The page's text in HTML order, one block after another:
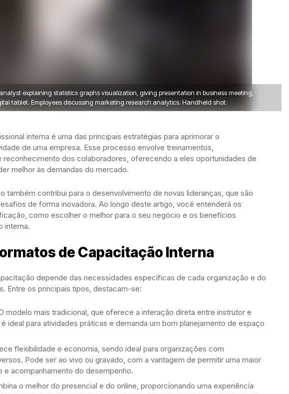
explaining statistics graphs visualization, giving presentation in business meeting,
tablet. Employees discussing marketing research analytics. Handheld shot.
interna é uma das principais estratégias para aprimorar o
de uma empresa. Esse processo envolve treinamentos,
reconhecimento dos colaboradores, oferecendo a eles oportunidades de
melhor às demandas do mercado.
também contribui para o desenvolvimento de novas lideranças, que são
de forma inovadora. Ao longo deste artigo, você entenderá os
como escolher o melhor para o seu negócio e os benefícios
interna.
de Capacitação Interna
depende das necessidades específicas de cada organização e do
Entre os principais tipos, destacam-se:
modelo mais tradicional, que oferece a interação direta entre instrutor e
ideal para atividades práticas e demanda um bom planejamento de espaço
flexibilidade e economia, sendo ideal para organizações com
Pode ser ao vivo ou gravado, com a vantagem de permitir uma maior
e acompanhamento do desempenho.
o melhor do presencial e do online, proporcionando uma experiência